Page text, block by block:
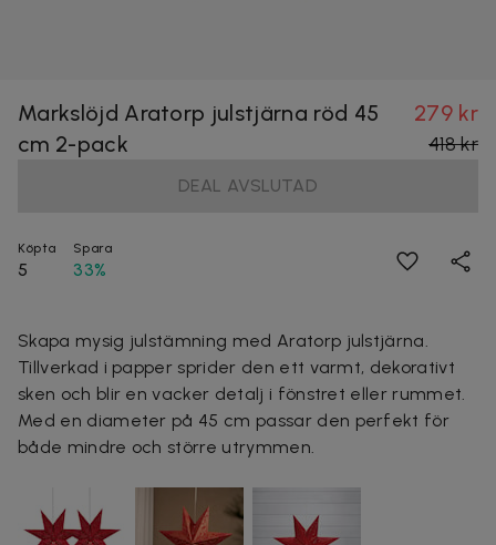
Markslöjd Aratorp julstjärna röd 45
cm 2-pack
279 kr
418 kr
DEAL AVSLUTAD
Köpta
5
Spara
33%
Skapa mysig julstämning med Aratorp julstjärna.
Tillverkad i papper sprider den ett varmt, dekorativt
sken och blir en vacker detalj i fönstret eller rummet.
Med en diameter på 45 cm passar den perfekt för
både mindre och större utrymmen.